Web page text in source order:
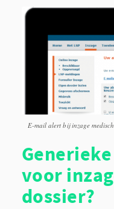
E-mail alert bij inzage
voor
dossier?